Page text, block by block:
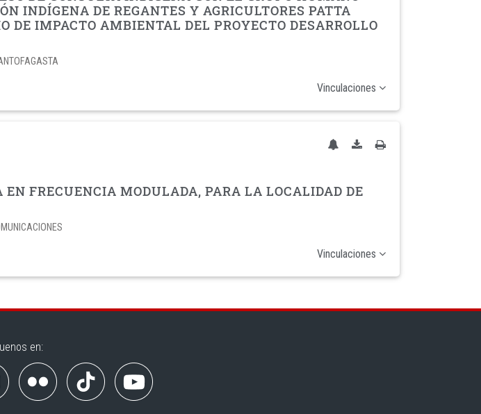
INDÍGENA DE REGANTES Y AGRICULTORES PATTA
DE IMPACTO AMBIENTAL DEL PROYECTO DESARROLLO
Vinculaciones
FRECUENCIA MODULADA, PARA LA LOCALIDAD DE
Vinculaciones
en: